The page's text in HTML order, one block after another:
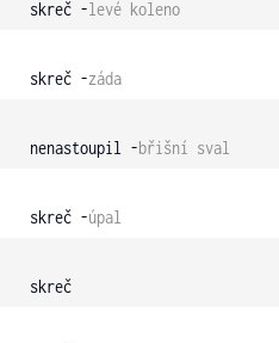
skreč -levé koleno
skreč -záda
nenastoupil -břišní sval
skreč -úpal
skreč